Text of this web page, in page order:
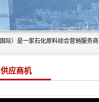
供应商机